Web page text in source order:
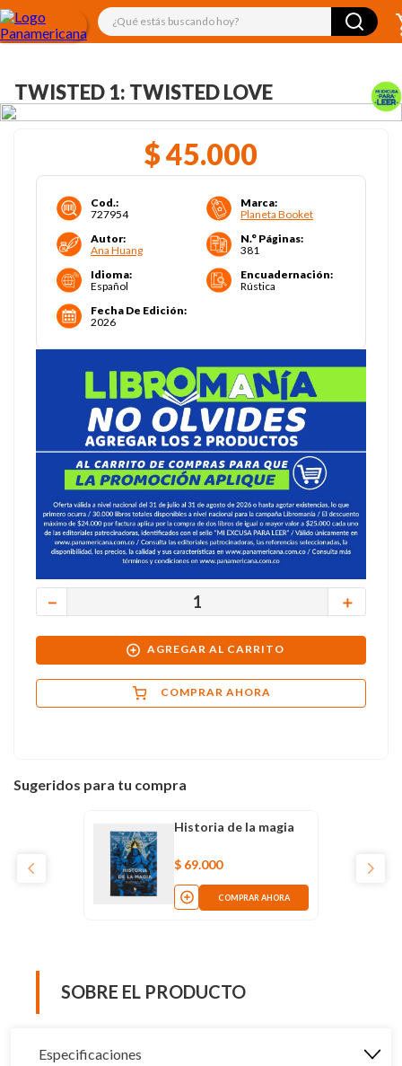
¿Qué estás buscando hoy?
TWISTED 1: TWISTED LOVE
$45.000
Cod.:
727954
Marca:
Planeta Booket
Autor:
Ana Huang
N.° Páginas:
381
Idioma:
Español
Encuadernación:
Rústica
Fecha De Edición:
2026
＋
－
AGREGAR AL CARRITO
COMPRAR AHORA
Sugeridos para tu compra
Historia de la magia
$ 69.000
COMPRAR AHORA
SOBRE EL PRODUCTO
Especificaciones